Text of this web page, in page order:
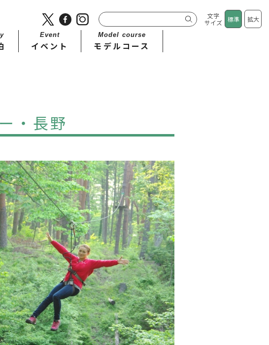
文字
サイズ
標準 拡大
Event
イベント
Model course
モデルコース
・長野